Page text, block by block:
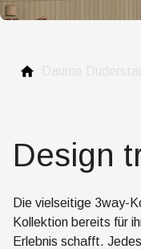
Design
Die vielseitige 3way-
Kollektion bereits für
Erlebnis schafft.